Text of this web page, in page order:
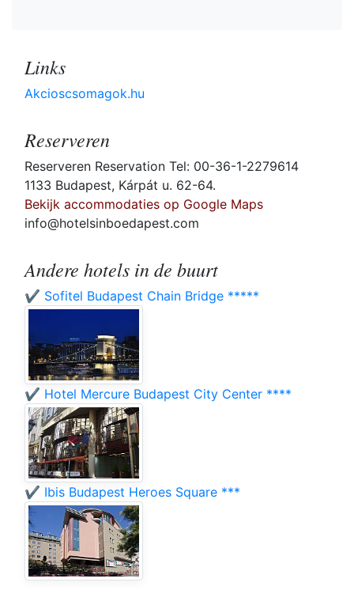
Links
Akcioscsomagok.hu
Reserveren
Reserveren Reservation Tel: 00-36-1-2279614
1133 Budapest, Kárpát u. 62-64.
Bekijk accommodaties op Google Maps
info@hotelsinboedapest.com
Andere hotels in de buurt
✔️ Sofitel Budapest Chain Bridge *****
✔️ Hotel Mercure Budapest City Center ****
✔️ Ibis Budapest Heroes Square ***